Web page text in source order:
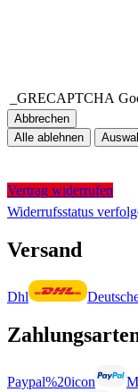
_GRECAPTCHA
Abbrechen
Alle ablehnen
Vertrag widerrufen
Widerrufsstatus
Versand
Dhl
Paypal%20icon